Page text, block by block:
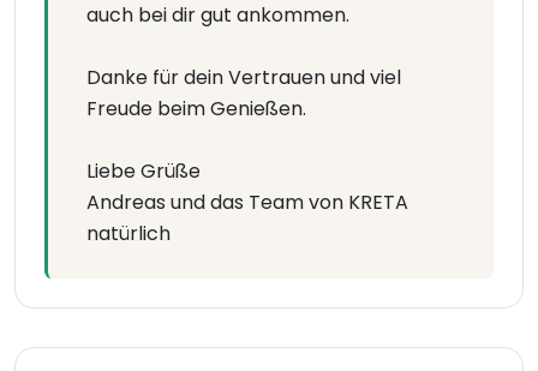
auch bei dir gut ankommen.
Danke für dein Vertrauen und viel
Freude beim Genießen.
Liebe Grüße
Andreas und das Team von KRETA
natürlich